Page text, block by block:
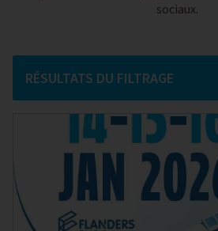
sociaux.
RÉSULTATS DU FILTRAGE